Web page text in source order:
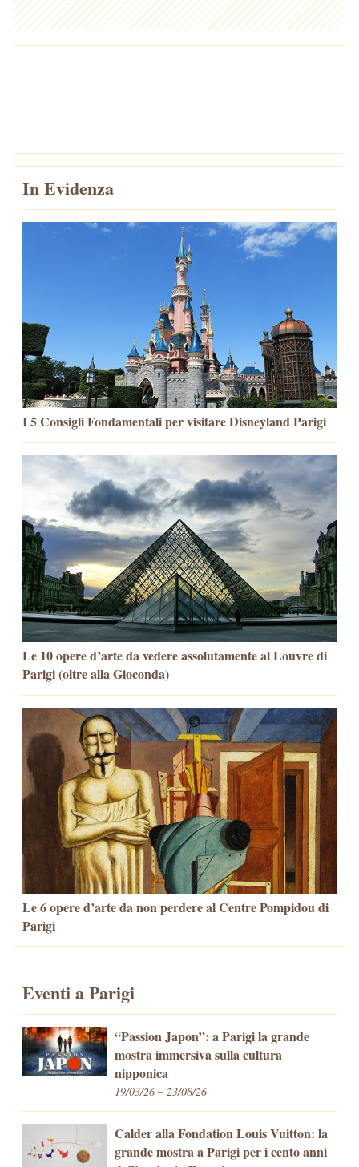
In Evidenza
I 5 Consigli Fondamentali per visitare Disneyland Parigi
Le 10 opere d’arte da vedere assolutamente al Louvre di
Parigi (oltre alla Gioconda)
Le 6 opere d’arte da non perdere al Centre Pompidou di
Parigi
Eventi a Parigi
“Passion Japon”: a Parigi la grande
mostra immersiva sulla cultura
nipponica
19/03/26 – 23/08/26
Calder alla Fondation Louis Vuitton: la
grande mostra a Parigi per i cento anni